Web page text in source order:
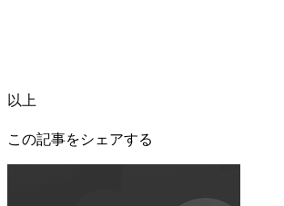
以上
この記事をシェアする